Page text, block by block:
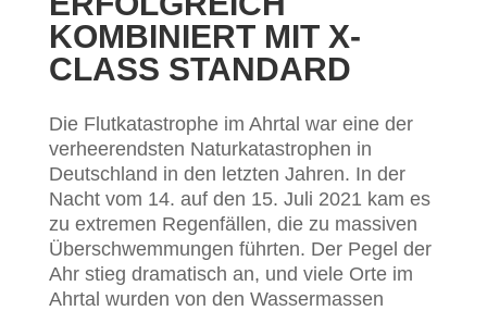
KOMBINIERT MIT X-
CLASS STANDARD
Die Flutkatastrophe im Ahrtal war eine der
verheerendsten Naturkatastrophen in
Deutschland in den letzten Jahren. In der
Nacht vom 14. auf den 15. Juli 2021 kam es
zu extremen Regenfällen, die zu massiven
Überschwemmungen führten. Der Pegel der
Ahr stieg dramatisch an, und viele Orte im
Ahrtal wurden von den Wassermassen